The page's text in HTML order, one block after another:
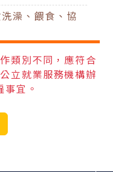
澡、餵食、協
類別不同，應符合
立就業服務機構辦
宜。